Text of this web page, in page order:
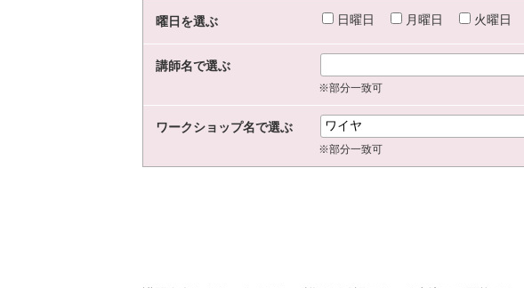
曜日を選ぶ 日曜日 月曜日 火曜日
講師名で選ぶ
※部分一致可
ワークショップ名で選ぶ
※部分一致可